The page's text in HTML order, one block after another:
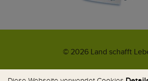
© 2026 Land schafft
Impressum AGB Kontakt